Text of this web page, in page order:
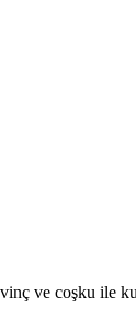
ve coşku ile